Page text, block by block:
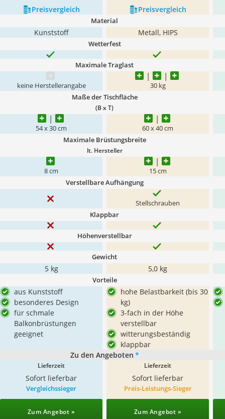
Preis­vergleich Preis­vergleich
Material
Kunststoff Metall, HIPS
Wetterfest
Maximale Traglast
keine Herstellerangabe 30 kg
Maße der Tischfläche
(B x T)
54 x 30 cm 60 x 40 cm
Maximale Brüstungsbreite
lt. Hersteller
8 cm 15 cm
Verstellbare Aufhängung
Stellschrauben
Klappbar
Höhenverstellbar
Gewicht
5 kg 5,0 kg
Vorteile
aus Kunststoff
besonderes Design
für schmale
Balkonbrüstungen
geeignet
hohe Belastbarkeit (bis 30
kg)
3-fach in der Höhe
verstellbar
witterungsbeständig
klappbar
Zu den Angeboten *
Lieferzeit
Sofort lieferbar
Lieferzeit
Sofort lieferbar
Vergleichssieger
Zum Angebot »
Preis-Leistungs-Sieger
Zum Angebot »